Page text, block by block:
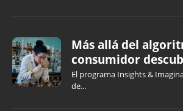
Más allá del
consumidor
El programa Insights &
de...